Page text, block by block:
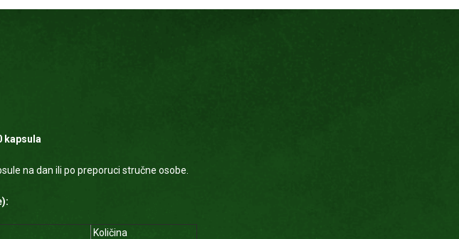
kapsula
na dan ili po preporuci stručne osobe.
Količina